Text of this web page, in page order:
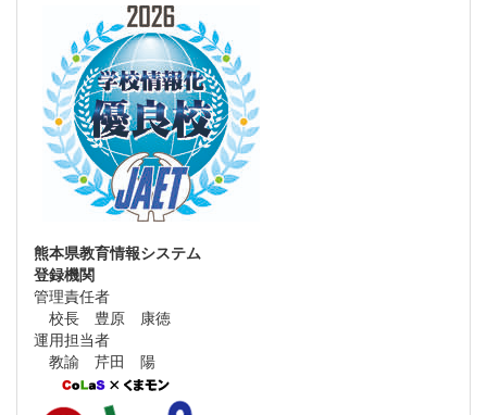
熊本県教育情報システム
登録機関
管理責任者
校長 豊原 康徳
運用担当者
教諭 芹田 陽